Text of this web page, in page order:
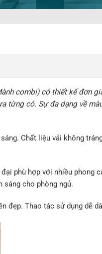
combi) có thiết kế đơn
từng có. Sự đa dạng về
Chất liệu vải không
phù hợp với nhiều phong
sáng cho phòng ngủ.
đẹp. Thao tác sử dụng dễ